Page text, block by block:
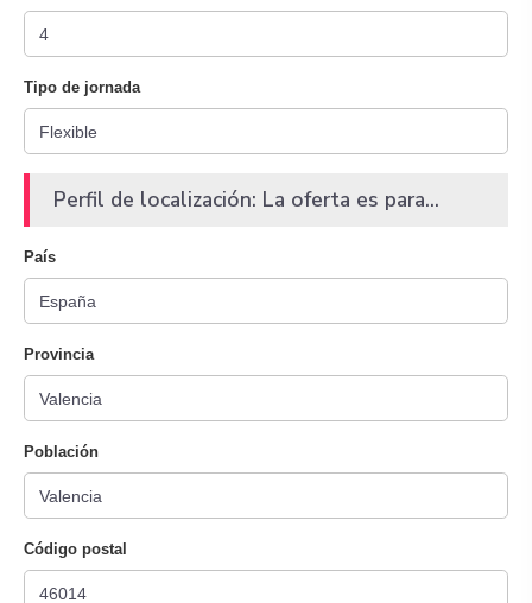
Tipo de jornada
Perfil de localización: La oferta es para...
País
Provincia
Población
Código postal